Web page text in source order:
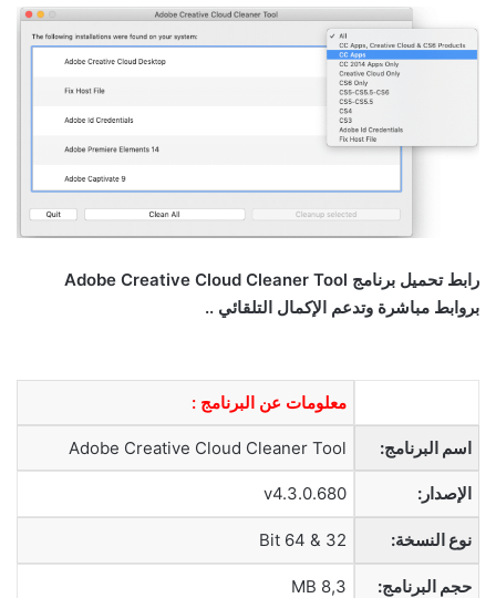
رابط تحميل برنامج Adobe Creative Cloud Cleaner Tool
بروابط مباشرة وتدعم الإكمال التلقائي ..
معلومات عن البرنامج :
اسم البرنامج: Adobe Creative Cloud Cleaner Tool
الإصدار: v4.3.0.680
نوع النسخة: 32 & 64 Bit
حجم البرنامج: 8,3 MB